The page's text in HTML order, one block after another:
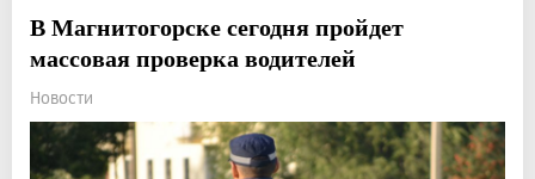
В Магнитогорске сегодня пройдет
массовая проверка водителей
Новости